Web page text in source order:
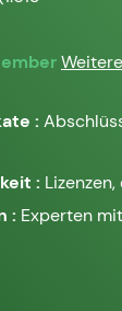
:
:
: Experten